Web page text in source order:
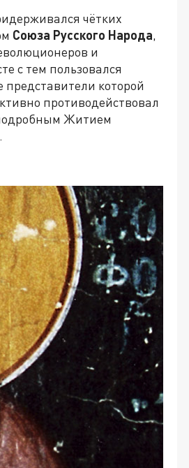
чётких
Союза Русского Народа,
и
с тем пользовался
которой
противодействовал
Житием